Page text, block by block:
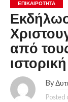
ΕΠΙΚΑΙΡΟΤΗΤΑ
από
By
Posted